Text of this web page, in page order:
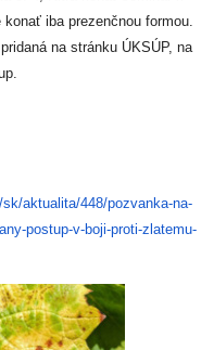
iba prezenčnou formou.
na stránku ÚKSÚP, na
sk/aktualita/448/pozvanka-na-
postup-v-boji-proti-zlatemu-